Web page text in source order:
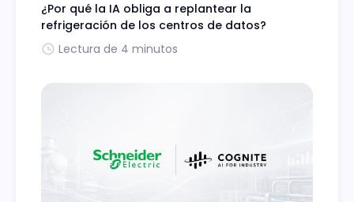
¿Por qué la IA obliga a replantear la
refrigeración de los centros de datos?
Lectura de 4 minutos